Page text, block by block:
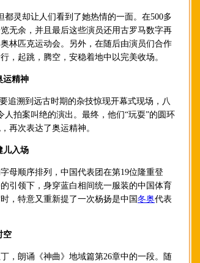
灵却让人们看到了她热情的一面。在500多
无余，并且最后这些演员还用古罗马数字再
林匹克运动会。另外，在随后由演员们合作
，起跳，腾空，安稳着地中以完美收场。
运精神
溯到远古时期的杂技惊现开幕式现场，八
拍案叫绝的演出。最终，他们“玩耍”的圆环
再次表达了奥运精神。
儿入场
顺序排列，中国代表团在第19位隆重登
引领下，身穿蓝白相间统一服装的中国体育
，特意又重新提了一次杨扬是中国 冬奥代表
空
朗诵《神曲》地域篇第26章中的一段。随